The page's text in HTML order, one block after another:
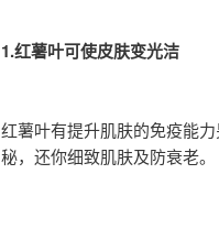
1.红薯叶可使皮肤变光洁
红薯叶有提升肌肤的免疫能
秘，还你细致肌肤及防衰老。